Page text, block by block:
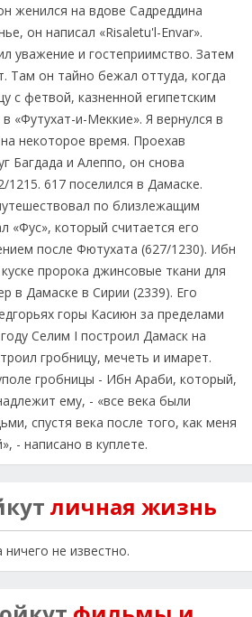
женился на вдове Садреддина
он написал «Risaletu'l-Envar».
уважение и гостеприимство. Затем
Там он тайно бежал оттуда, когда
с фетвой, казненной египетским
«Футухат-и-Меккие». Я вернулся в
некоторое время. Проехав
Багдада и Алеппо, он снова
617 поселился в Дамаске.
по близлежащим
«Фус», который считается его
после Фютухата (627/1230). Ибн
пророка джинсовые ткани для
в Дамаске в Сирии (2339). Его
горы Касиюн за пределами
Селим I построил Дамаск на
гробницу, мечеть и имарет.
гробницы - Ибн Араби, который,
ему, - «все века были
спустя века после того, как меня
- написано в куплете.
личная жизнь
не известно.